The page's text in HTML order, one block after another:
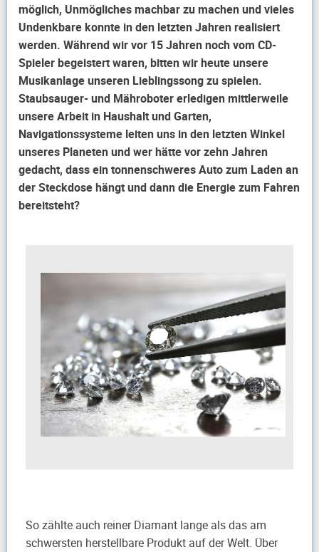
möglich, Unmögliches machbar zu machen und vieles
Undenkbare konnte in den letzten Jahren realisiert
werden. Während wir vor 15 Jahren noch vom CD-
Spieler begeistert waren, bitten wir heute unsere
Musikanlage unseren Lieblingssong zu spielen.
Staubsauger- und Mähroboter erledigen mittlerweile
unsere Arbeit in Haushalt und Garten,
Navigationssysteme leiten uns in den letzten Winkel
unseres Planeten und wer hätte vor zehn Jahren
gedacht, dass ein tonnenschweres Auto zum Laden an
der Steckdose hängt und dann die Energie zum Fahren
bereitsteht?
So zählte auch reiner Diamant lange als das am
schwersten herstellbare Produkt auf der Welt. Über